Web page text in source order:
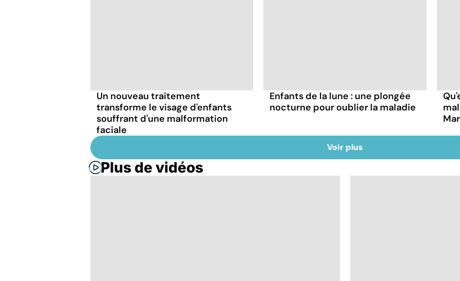
Un nouveau traitement
transforme le visage d'enfants
souffrant d'une malformation
faciale
Enfants de la lune : une plongée
nocturne pour oublier la maladie
Voir plus
Plus de vidéos